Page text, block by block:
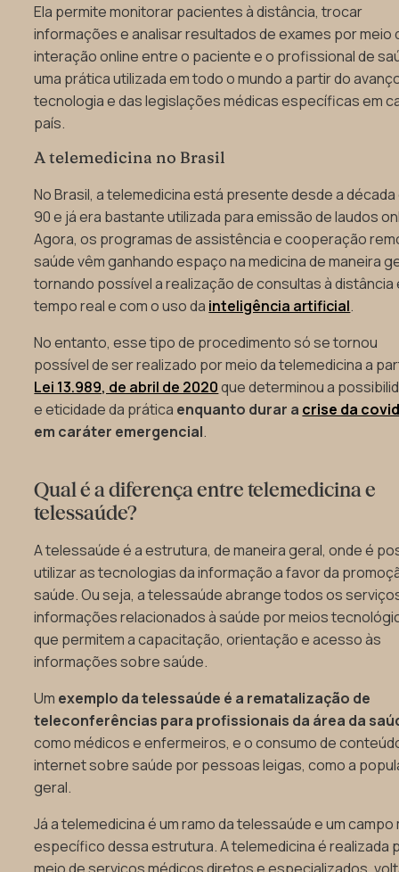
Ela permite monitorar pacientes à distância, trocar
informações e analisar resultados de exames por meio
interação online entre o paciente e o profissional de
uma prática utilizada em todo o mundo a partir do
tecnologia e das legislações médicas específicas em
país.
A telemedicina no Brasil
No Brasil, a telemedicina está presente desde a década
90 e já era bastante utilizada para emissão de laudos
Agora, os programas de assistência e cooperação
saúde vêm ganhando espaço na medicina de maneira
tornando possível a realização de consultas à distância
tempo real e com o uso da inteligência artificial.
No entanto, esse tipo de procedimento só se tornou
possível de ser realizado por meio da telemedicina a
Lei 13.989, de abril de 2020que determinou a
e eticidade da prática enquanto durar a crise da
em caráter emergencial.
Qual é a diferença entre telemedicina e
telessaúde?
A telessaúde é a estrutura, de maneira geral, onde é
utilizar as tecnologias da informação a favor da
saúde. Ou seja, a telessaúde abrange todos os
informações relacionados à saúde por meios
que permitem a capacitação, orientação e acesso às
informações sobre saúde.
Um exemplo da telessaúde é a rematalização de
teleconferências para profissionais da área da
como médicos e enfermeiros, e o consumo de
internet sobre saúde por pessoas leigas, como a
geral.
Já a telemedicina é um ramo da telessaúde e um campo
específico dessa estrutura. A telemedicina é realizada